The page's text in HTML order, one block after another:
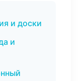
и доски
и